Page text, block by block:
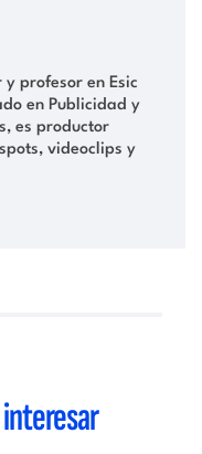
profesor en Esic
en Publicidad y
es productor
videoclips y